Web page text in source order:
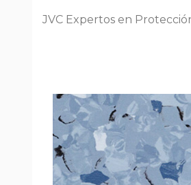
JVC Expertos en